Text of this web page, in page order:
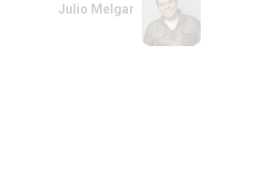
Julio Melgar